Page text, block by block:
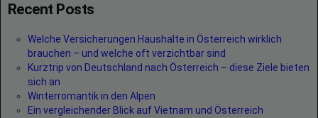
Recent Posts
Welche Versicherungen Haushalte in Österreich wirklich
brauchen – und welche oft verzichtbar sind
Kurztrip von Deutschland nach Österreich – diese Ziele bieten
sich an
Winterromantik in den Alpen
Ein vergleichender Blick auf Vietnam und Österreich